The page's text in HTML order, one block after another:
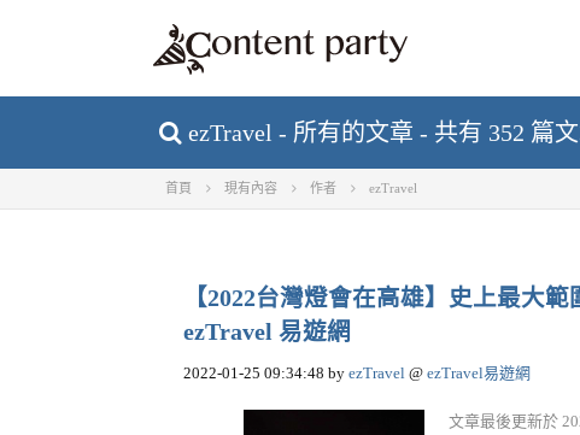
ezTravel - 所有的文章 - 共有 352 篇
首頁 現有內容 作者 ezTravel
【2022台灣燈會在高雄】史上最大
ezTravel 易遊網
2022-01-25 09:34:48 by ezTravel @ ezTravel易遊網
文章最後更新於